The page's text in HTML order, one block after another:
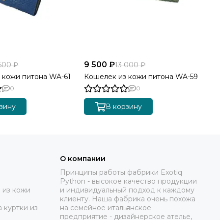
₽
питона WA-61
0
9 500 ₽13 000 ₽
Кошелек из кожи питона WA-59
0
В корзину
из кожи
из
О компании
Принципы работы фабрики Exotiq
Python - высокое качество продукции
и индивидуальный подход к каждому
клиенту. Наша фабрика очень похожа
на семейное итальянское
предприятие - дизайнерское ателье,